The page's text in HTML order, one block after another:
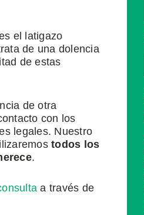
el latigazo
de una dolencia
de estas
de otra
con los
legales. Nuestro
todos los
.
a través de